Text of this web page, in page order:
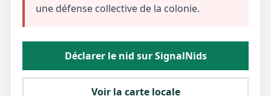
une défense collective de la colonie.
Déclarer le nid sur SignalNids
Voir la carte locale